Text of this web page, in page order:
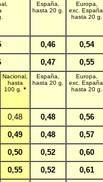
España,
hasta 20 g.
Europa,
exc.
hasta 20 g.
0,46 0,54
0,47 0,55
Nacional,
hasta
100 g. *
España,
hasta 20 g.
Europa,
exc.
hasta 20 g.
0,48 0,48 0,56
0,49 0,48 0,57
0,50 0,52 0,60
0,55 0,52 0,61